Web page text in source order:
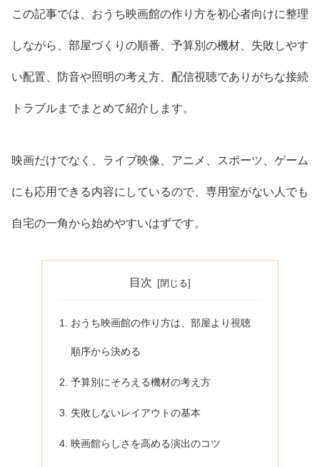
この記事では、おうち映画館の作り方を初心者向けに整理
しながら、部屋づくりの順番、予算別の機材、失敗しやす
い配置、防音や照明の考え方、配信視聴でありがちな接続
トラブルまでまとめて紹介します。
映画だけでなく、ライブ映像、アニメ、スポーツ、ゲーム
にも応用できる内容にしているので、専用室がない人でも
自宅の一角から始めやすいはずです。
目次
おうち映画館の作り方は、部屋より視聴
順序から決める
予算別にそろえる機材の考え方
失敗しないレイアウトの基本
映画館らしさを高める演出のコツ